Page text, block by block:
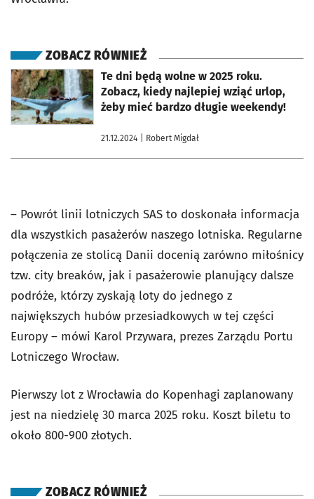
ZOBACZ RÓWNIEŻ
Te dni będą wolne w 2025 roku.
Zobacz, kiedy najlepiej wziąć urlop,
żeby mieć bardzo długie weekendy!
21.12.2024 | Robert Migdał
otworzy się w nowej karcie
– Powrót linii lotniczych SAS to doskonała informacja
dla wszystkich pasażerów naszego lotniska. Regularne
połączenia ze stolicą Danii docenią zarówno miłośnicy
tzw. city breaków, jak i pasażerowie planujący dalsze
podróże, którzy zyskają loty do jednego z
największych hubów przesiadkowych w tej części
Europy – mówi Karol Przywara, prezes Zarządu Portu
Lotniczego Wrocław.
Pierwszy lot z Wrocławia do Kopenhagi zaplanowany
jest na niedzielę 30 marca 2025 roku. Koszt biletu to
około 800-900 złotych.
ZOBACZ RÓWNIEŻ